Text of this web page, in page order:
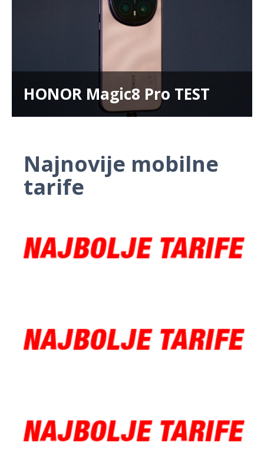
HONOR Magic8 Pro TEST
Najnovije mobilne
tarife